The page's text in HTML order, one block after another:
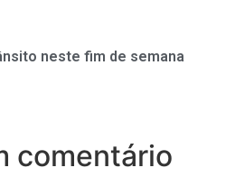
neste fim de semana
comentário